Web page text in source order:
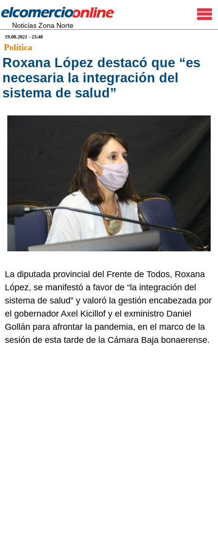
Noticias Zona Norte
19.08.2021 - 23:48
Política
Roxana López destacó que “es
necesaria la integración del
sistema de salud”
La diputada provincial del Frente de Todos, Roxana
López, se manifestó a favor de “la integración del
sistema de salud” y valoró la gestión encabezada por
el gobernador Axel Kicillof y el exministro Daniel
Gollán para afrontar la pandemia, en el marco de la
sesión de esta tarde de la Cámara Baja bonaerense.